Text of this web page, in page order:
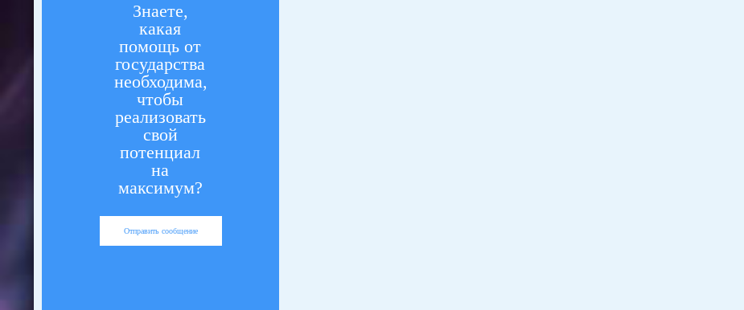
Знаете,
какая
помощь от
государства
необходима,
чтобы
реализовать
свой
потенциал
на
максимум?
Отправить сообщение